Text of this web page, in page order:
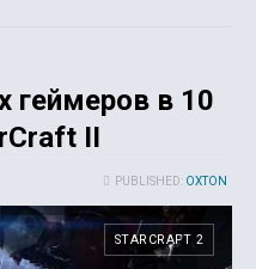
геймеров в 10
II
PUBLISHED: OXTON
STARCRAFT 2